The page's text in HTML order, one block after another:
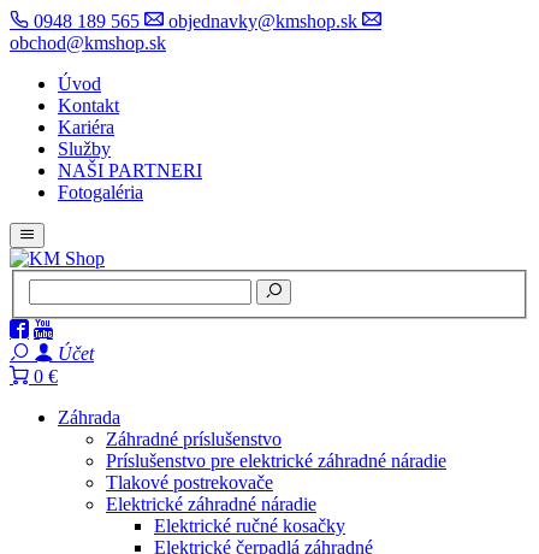
0948 189 565
objednavky@kmshop.sk
obchod@kmshop.sk
Úvod
Kontakt
Kariéra
Služby
NAŠI PARTNERI
Fotogaléria
Účet
0 €
Záhrada
Záhradné príslušenstvo
Príslušenstvo pre elektrické záhradné náradie
Tlakové postrekovače
Elektrické záhradné náradie
Elektrické ručné kosačky
Elektrické čerpadlá záhradné